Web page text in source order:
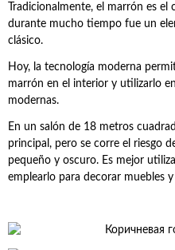
Tradicionalmente, el marrón es
durante mucho tiempo fue un
clásico.
Hoy, la tecnología moderna
marrón en el interior y utilizarlo
modernas.
En un salón de 18 metros
principal, pero se corre el riesgo
pequeño y oscuro. Es mejor
emplearlo para decorar muebles